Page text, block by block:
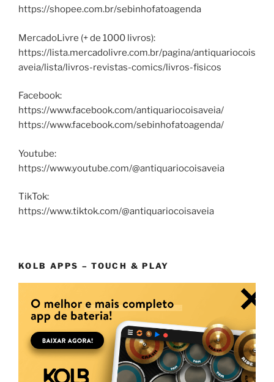
https://shopee.com.br/sebinhofatoagenda
MercadoLivre (+ de 1000 livros):
https://lista.mercadolivre.com.br/pagina/antiquariocois
aveia/lista/livros-revistas-comics/livros-fisicos
Facebook:
https://www.facebook.com/antiquariocoisaveia/
https://www.facebook.com/sebinhofatoagenda/
Youtube:
https://www.youtube.com/@antiquariocoisaveia
TikTok:
https://www.tiktok.com/@antiquariocoisaveia
KOLB APPS – TOUCH & PLAY